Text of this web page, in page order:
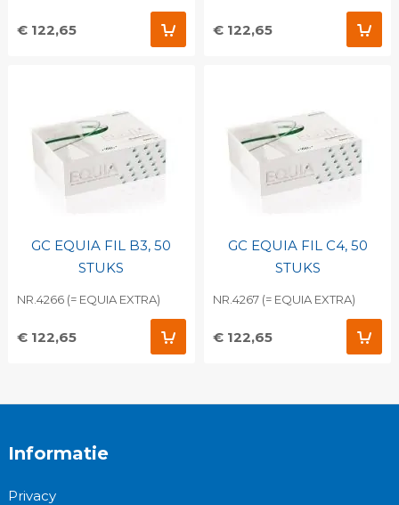
€ 122,65 € 122,65
GC EQUIA FIL B3, 50
STUKS
NR.4266 (= EQUIA EXTRA)
€ 122,65
GC EQUIA FIL C4, 50
STUKS
NR.4267 (= EQUIA EXTRA)
€ 122,65
Informatie
Privacy